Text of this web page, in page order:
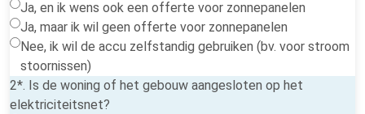
Ja, en ik wens ook een offerte voor zonnepanelen
Ja, maar ik wil geen offerte voor zonnepanelen
Nee, ik wil de accu zelfstandig gebruiken (bv. voor stroom
stoornissen)
2*. Is de woning of het gebouw aangesloten op het
elektriciteitsnet?